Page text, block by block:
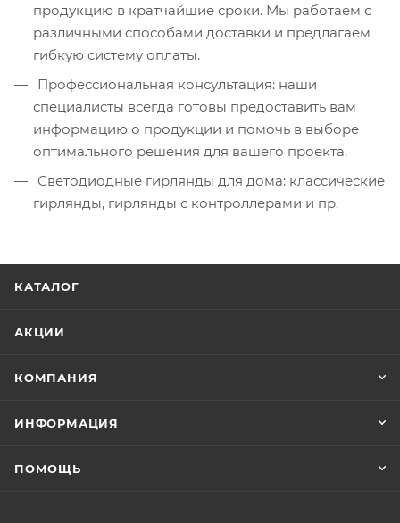
продукцию в кратчайшие сроки. Мы работаем с
различными способами доставки и предлагаем
гибкую систему оплаты.
Профессиональная консультация: наши
специалисты всегда готовы предоставить вам
информацию о продукции и помочь в выборе
оптимального решения для вашего проекта.
Светодиодные гирлянды для дома: классические
гирлянды, гирлянды с контроллерами и пр.
КАТАЛОГ
АКЦИИ
КОМПАНИЯ
ИНФОРМАЦИЯ
ПОМОЩЬ